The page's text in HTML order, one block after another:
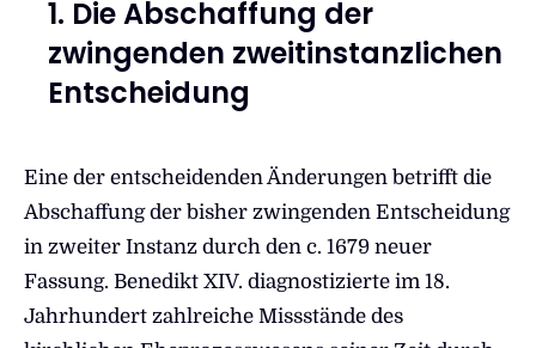
1. Die Abschaffung der
zwingenden zweitinstanzlichen
Entscheidung
Eine der entscheidenden Änderungen betrifft die
Abschaffung der bisher zwingenden Entscheidung
in zweiter Instanz durch den c. 1679 neuer
Fassung. Benedikt XIV. diagnostizierte im 18.
Jahrhundert zahlreiche Missstände des